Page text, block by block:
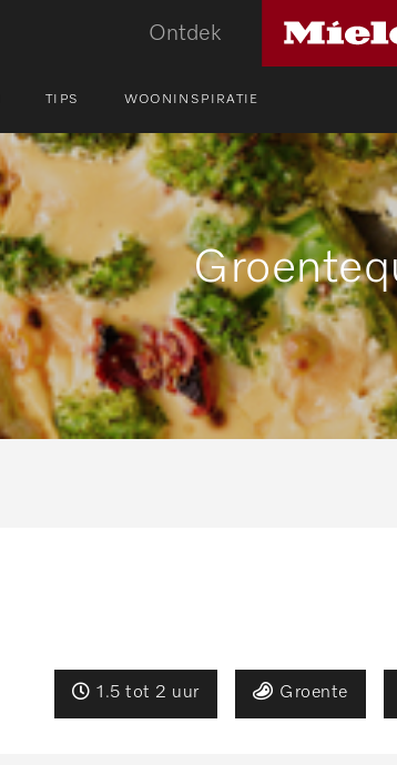
Ontdek
logo
TIPS WOONINSPIRATIE
1.5 tot 2 uur Groente